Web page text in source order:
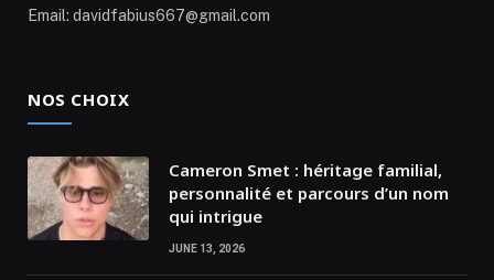
Email: davidfabius667@gmail.com
NOS CHOIX
Cameron Smet : héritage familial,
personnalité et parcours d’un nom
qui intrigue
JUNE 13, 2026